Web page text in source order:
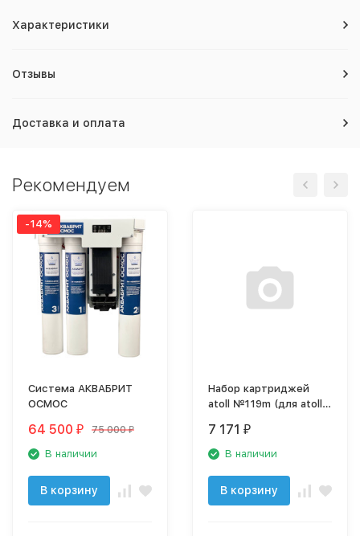
Характеристики
Отзывы
Доставка и оплата
Рекомендуем
-14%
Система АКВАБРИТ
ОСМОС
64 500 ₽ 75 000 ₽
В наличии
В корзину
Набор картриджей
atoll №119m (для atoll
7 171 ₽
В наличии
В корзину